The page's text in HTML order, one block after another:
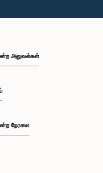
அலுவல்கள்
நேரலை